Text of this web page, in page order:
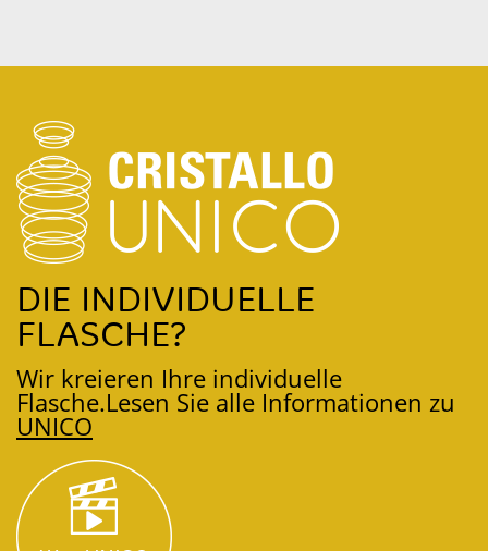
DIE INDIVIDUELLE
FLASCHE?
Wir kreieren Ihre individuelle
Flasche.Lesen Sie alle Informationen zu
UNICO